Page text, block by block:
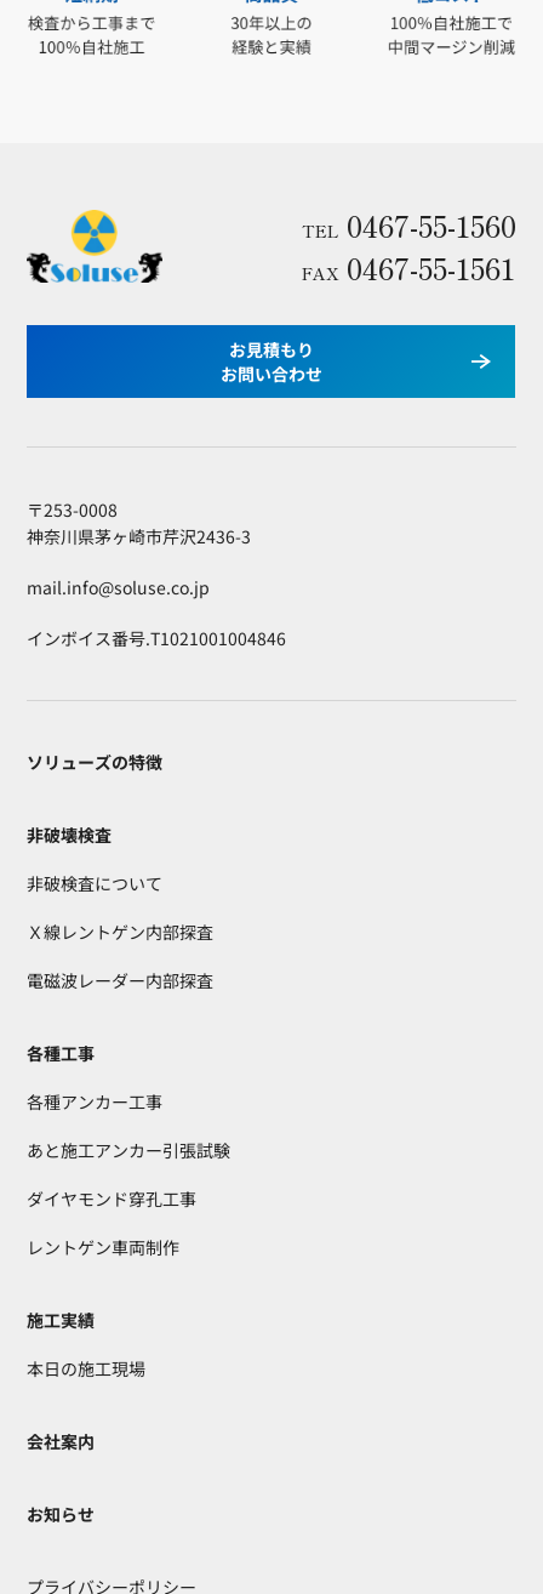
TEL 0467-55-1560
FAX 0467-55-1561
お見積もり
お問い合わせ
〒253-0008
神奈川県茅ヶ崎市芹沢2436-3
mail.info@soluse.co.jp
インボイス番号.T1021001004846
ソリューズの特徴
非破壊検査
非破検査について
Ｘ線レントゲン内部探査
電磁波レーダー内部探査
各種工事
各種アンカー工事
あと施工アンカー引張試験
ダイヤモンド穿孔工事
レントゲン車両制作
施工実績
本日の施工現場
会社案内
お知らせ
プライバシーポリシー